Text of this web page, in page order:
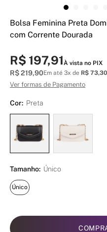
Bolsa Feminina Preta
com Corrente Dourada
R$ 197,91À vista no PIX
R$ 219,90Em até 3x de R$ 73,30
Ver formas de Pagamento
Cor: Preta
Tamanho: Único
Único